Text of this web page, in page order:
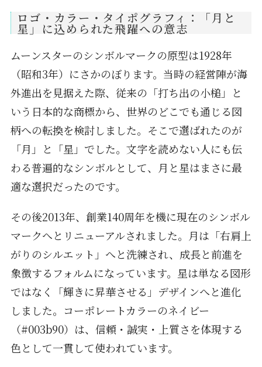
ロゴ・カラー・タイポグラフィ：「月と
星」に込められた飛躍への意志
ムーンスターのシンボルマークの原型は1928年
（昭和3年）にさかのぼります。当時の経営陣が海
外進出を見据えた際、従来の「打ち出の小槌」と
いう日本的な商標から、世界のどこでも通じる図
柄への転換を検討しました。そこで選ばれたのが
「月」と「星」でした。文字を読めない人にも伝
わる普遍的なシンボルとして、月と星はまさに最
適な選択だったのです。
その後2013年、創業140周年を機に現在のシンボル
マークへとリニューアルされました。月は「右肩上
がりのシルエット」へと洗練され、成長と前進を
象徴するフォルムになっています。星は単なる図形
ではなく「輝きに昇華させる」デザインへと進化
しました。コーポレートカラーのネイビー
（#003b90）は、信頼・誠実・上質さを体現する
色として一貫して使われています。